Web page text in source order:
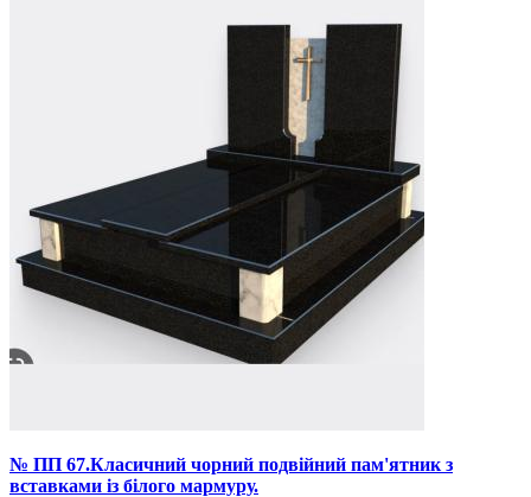
№ ПП 67.Класичний чорний подвійний пам'ятник з
вставками із білого мармуру.